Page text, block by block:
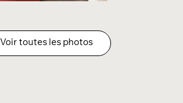
Voir toutes les photos